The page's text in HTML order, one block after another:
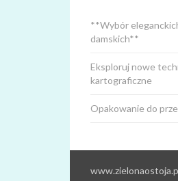
**Wybór
damskich**
Eksploruj nowe
kartograficzne
Opakowanie do